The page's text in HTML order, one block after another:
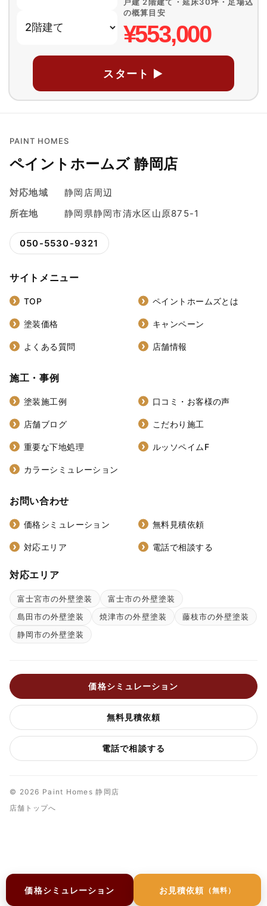
の概算目安
¥553,000
スタート ▶
価格シミュレーション お見積依頼 （無料）
PAINT HOMES
ペイントホームズ 静岡店
対応地域
静岡店周辺
所在地
静岡県静岡市清水区山原875-1
050-5530-9321
サイトメニュー
TOP ペイントホームズとは
塗装価格 キャンペーン
よくある質問 店舗情報
施工・事例
塗装施工例 口コミ・お客様の声
店舗ブログ こだわり施工
重要な下地処理 ルッソペイムF
カラーシミュレーション
お問い合わせ
価格シミュレーション 無料見積依頼
対応エリア 電話で相談する
対応エリア
富士宮市の外壁塗装
富士市の外壁塗装
島田市の外壁塗装
焼津市の外壁塗装
藤枝市の外壁塗装
静岡市の外壁塗装
価格シミュレーション
無料見積依頼
電話で相談する
© 2026 Paint Homes 静岡店
店舗トップへ